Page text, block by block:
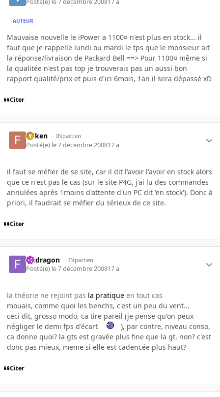
Posté(e) le 7 décembre 200817 a
AUTEUR
Mauvaise nouvelle le iPower a 1100¤ n'est plus en stock... il
faut que je rappelle lundi ou mardi le tps que le monsieur ait
la réponse/livraison de Packard Bell ==> Pour 1100¤ même si
la qualitée n'est pas top je trouverais pas un aussi bon
rapport qualité/prix et puis d'ici 6mois, 1an il sera dépassé xD
Citer
folken INpactien
Posté(e) le 7 décembre 200817 a
il faut se méfier de se site, car il dit l'avoir l'avoir en stock alors
que ce n'est pas le cas (sur le site P4G, j'ai lu des commandes
annulées après 1moins d'attente d'un PC dit 'en stock'). Donc à
priori, il faudrait se méfier du sérieux de ce site.
Citer
fredragon INpactien
Posté(e) le 7 décembre 200817 a
la théorie ne rejoint pas la pratique en tout cas
mouais, comme quoi les benchs, c'est un peu du vent...
ceci dit, grosso modo, ca tire pareil (je pense qu'on peux
négliger le demi fps d'écart
), par contre, niveau conso,
ca donne quoi? la gts est gravée plus fine que la gt, non? c'est
donc pas mieux, meme si elle est cadencée plus haut?
Citer